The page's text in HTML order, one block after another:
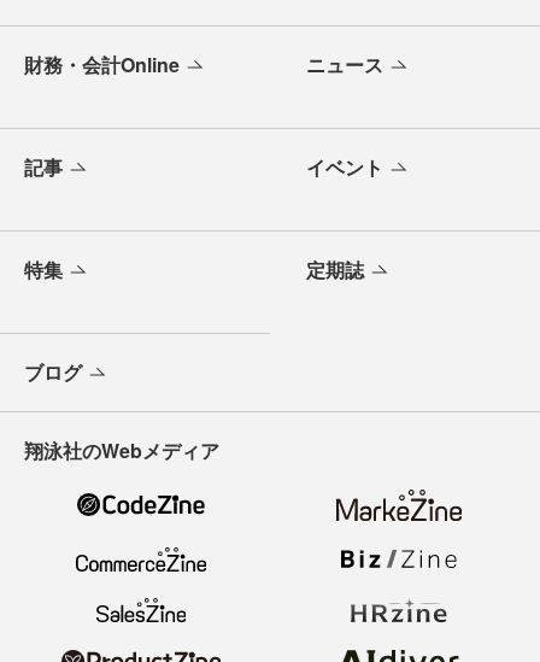
財務・会計Online ニュース
記事 イベント
特集 定期誌
ブログ
翔泳社のWebメディア